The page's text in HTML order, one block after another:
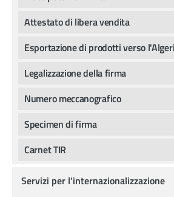
Attestato di libera vendita
Esportazione di prodotti verso
Legalizzazione della firma
Numero meccanografico
Specimen di firma
Carnet TIR
Servizi per l'internazionalizzazione